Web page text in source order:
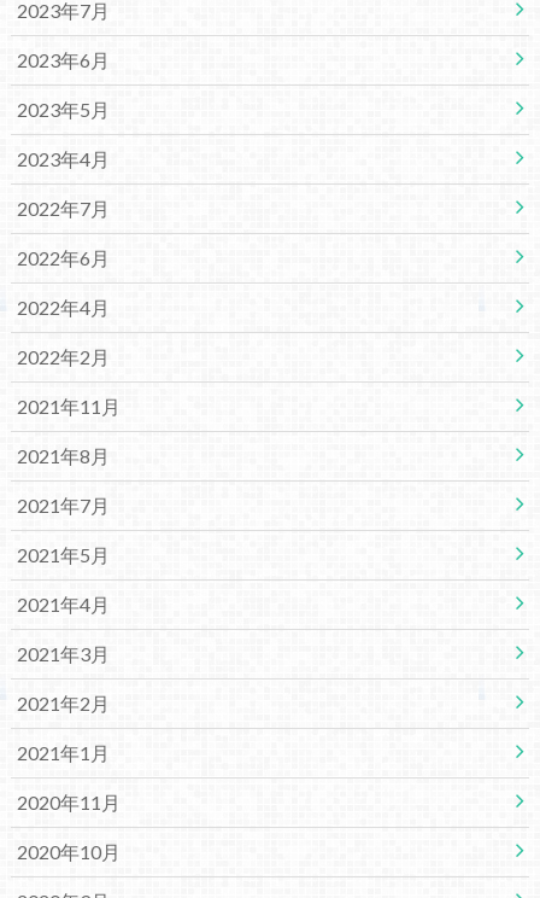
2023年7月
2023年6月
2023年5月
2023年4月
2022年7月
2022年6月
2022年4月
2022年2月
2021年11月
2021年8月
2021年7月
2021年5月
2021年4月
2021年3月
2021年2月
2021年1月
2020年11月
2020年10月